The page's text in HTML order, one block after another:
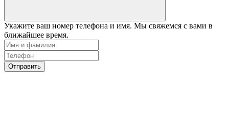
Укажите ваш номер телефона и имя. Мы свяжемся с вами в
ближайшее время.
Отправить